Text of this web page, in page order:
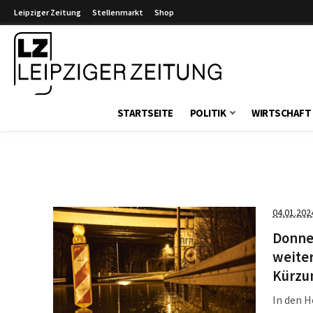
Leipziger Zeitung Stellenmarkt Shop
STARTSEITE POLITIK WIRTSCHAFT
In den